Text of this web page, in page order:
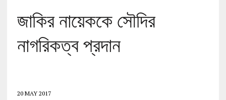
জাকির নায়েককে সৌদির
নাগরিকত্ব প্রদান
20 MAY 2017